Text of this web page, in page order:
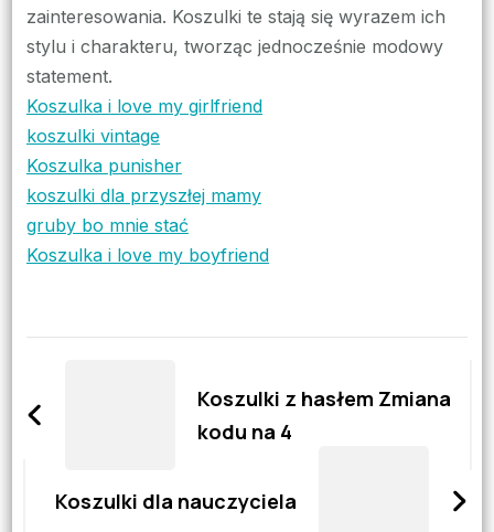
zainteresowania. Koszulki te stają się wyrazem ich
stylu i charakteru, tworząc jednocześnie modowy
statement.
Koszulka i love my girlfriend
koszulki vintage
Koszulka punisher
koszulki dla przyszłej mamy
gruby bo mnie stać
Koszulka i love my boyfriend
wpisy
Koszulki z hasłem Zmiana
kodu na 4
Koszulki dla nauczyciela